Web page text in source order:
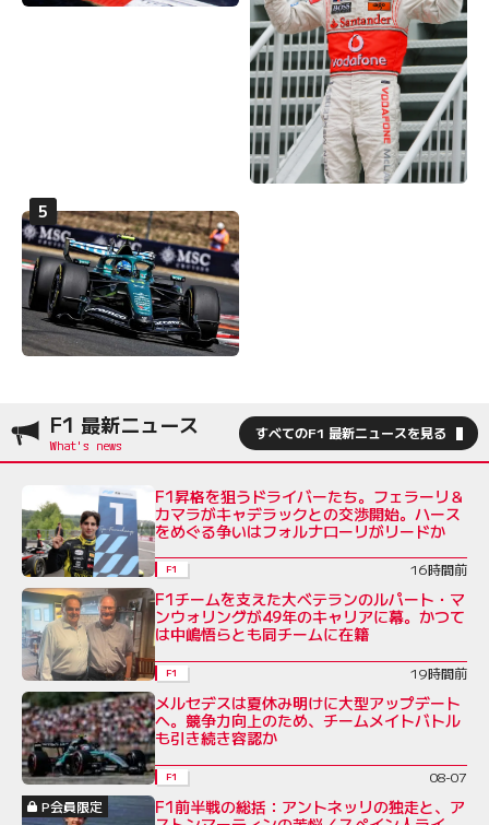
F1 最新ニュース すべてのF1 最新ニュースを見る
F1昇格を狙うドライバーたち。フェラーリ＆
カマラがキャデラックとの交渉開始。ハース
をめぐる争いはフォルナローリがリードか
F1 16時間前
F1チームを支えた大ベテランのルパート・マ
ンウォリングが49年のキャリアに幕。かつて
は中嶋悟らとも同チームに在籍
F1 19時間前
メルセデスは夏休み明けに大型アップデート
へ。競争力向上のため、チームメイトバトル
も引き続き容認か
F1
08-07
P会員限定
F1前半戦の総括：アントネッリの独走と、ア